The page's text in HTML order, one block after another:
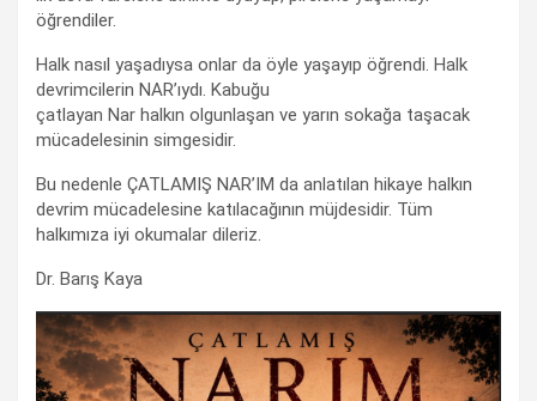
öğrendiler.
Halk nasıl yaşadıysa onlar da öyle yaşayıp öğrendi. Halk
devrimcilerin NAR’ıydı. Kabuğu
çatlayan Nar halkın olgunlaşan ve yarın sokağa taşacak
mücadelesinin simgesidir.
Bu nedenle ÇATLAMIŞ NAR’IM da anlatılan hikaye halkın
devrim mücadelesine katılacağının müjdesidir. Tüm
halkımıza iyi okumalar dileriz.
Dr. Barış Kaya